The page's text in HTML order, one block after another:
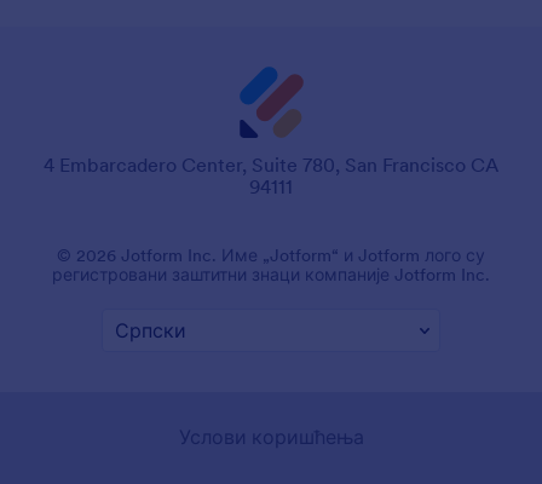
4 Embarcadero Center, Suite 780, San Francisco CA
94111
© 2026 Jotform Inc. Име „Jotform“ и Jotform лого су
регистровани заштитни знаци компаније Jotform Inc.
Услови коришћења